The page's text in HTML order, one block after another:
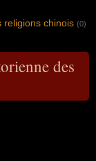
religions chinois (0)
des